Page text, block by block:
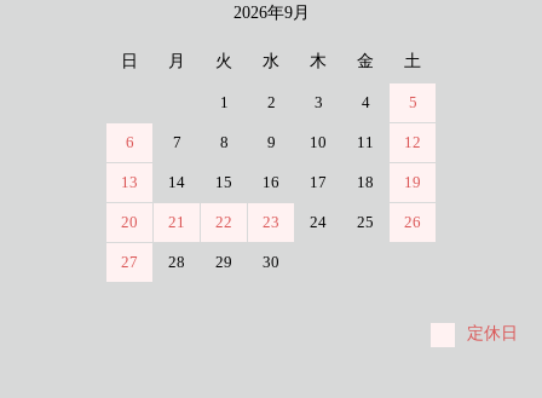
2026年9月
日 月 火 水 木 金 土
1 2 3 4 5
6 7 8 9 10 11 12
13 14 15 16 17 18 19
20 21 22 23 24 25 26
27 28 29 30
定休日